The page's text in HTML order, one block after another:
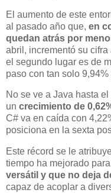
El aumento de este
al pasado año que, en
quedan atrás por
abril, incrementó su
el segundo lugar es de
paso con tan solo
No se ve a Java hasta
un crecimiento de
C# va en caída con
posiciona en la sexta
Este récord se le
tiempo ha mejorado
versátil y que no deja
capaz de acoplar a